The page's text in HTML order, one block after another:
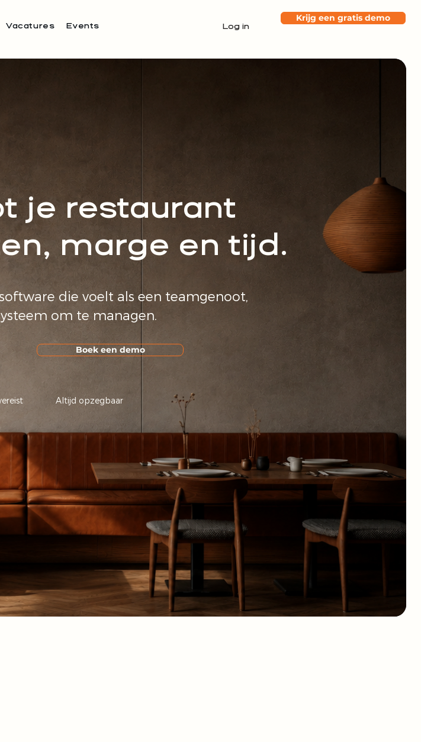
Vacatures Events Log in
Krijg een gratis demo
je restaurant
marge en tijd.
die voelt als een teamgenoot,
om te managen.
Boek een demo
Altijd opzegbaar